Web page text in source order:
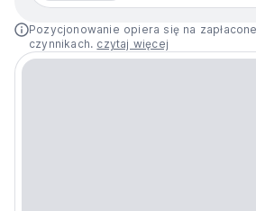
Pozycjonowanie opiera się na
czynnikach. czytaj więcej